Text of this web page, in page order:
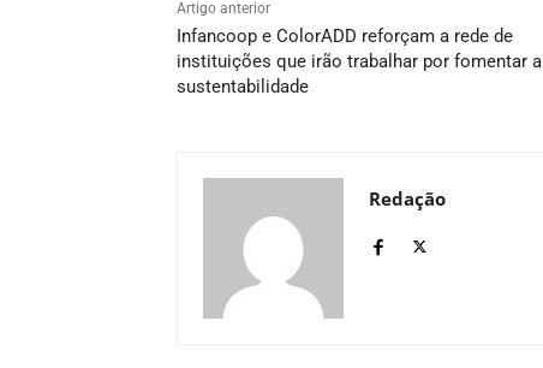
Artigo anterior
Infancoop e ColorADD reforçam a rede de
instituições que irão trabalhar por fomentar a
sustentabilidade
Redação